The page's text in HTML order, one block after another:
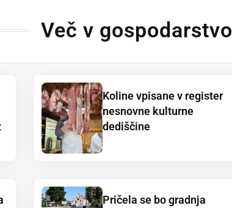
Več v gospodarstvo
Koline vpisane v register
nesnovne kulturne
dediščine
Pričela se bo gradnja